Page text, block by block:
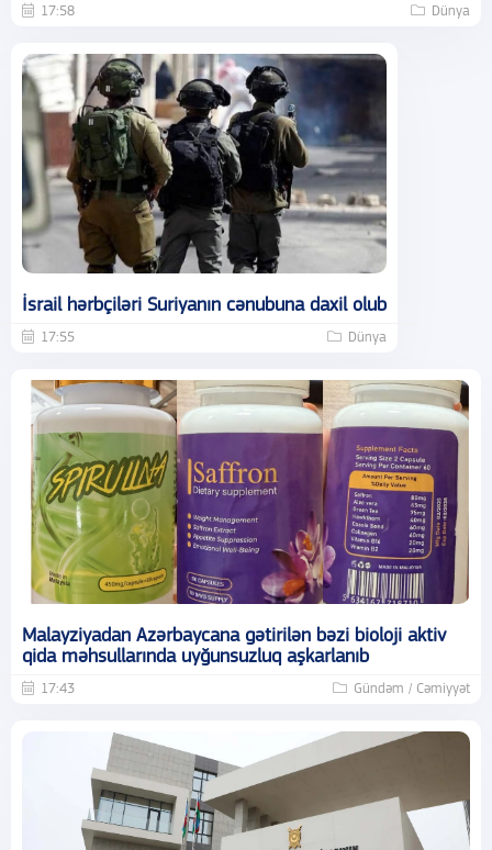
17:58 Dünya
İsrail hərbçiləri Suriyanın cənubuna daxil olub
17:55 Dünya
Malayziyadan Azərbaycana gətirilən bəzi bioloji aktiv
qida məhsullarında uyğunsuzluq aşkarlanıb
17:43 Gündəm / Cəmiyyət